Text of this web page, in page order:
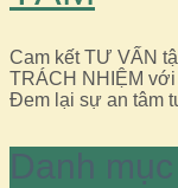
Cam kết TƯ VẤN
TRÁCH NHIỆM
Đem lại sự an tâm
Danh